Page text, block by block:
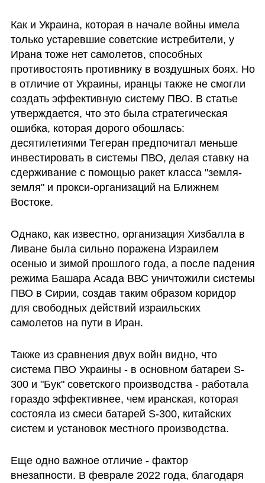
Как и Украина, которая в начале войны имела
только устаревшие советские истребители, у
Ирана тоже нет самолетов, способных
противостоять противнику в воздушных боях. Но
в отличие от Украины, иранцы также не смогли
создать эффективную систему ПВО. В статье
утверждается, что это была стратегическая
ошибка, которая дорого обошлась:
десятилетиями Тегеран предпочитал меньше
инвестировать в системы ПВО, делая ставку на
сдерживание с помощью ракет класса "земля-
земля" и прокси-организаций на Ближнем
Востоке.
Однако, как известно, организация Хизбалла в
Ливане была сильно поражена Израилем
осенью и зимой прошлого года, а после падения
режима Башара Асада ВВС уничтожили системы
ПВО в Сирии, создав таким образом коридор
для свободных действий израильских
самолетов на пути в Иран.
Также из сравнения двух войн видно, что
система ПВО Украины - в основном батареи S-
300 и "Бук" советского производства - работала
гораздо эффективнее, чем иранская, которая
состояла из смеси батарей S-300, китайских
систем и установок местного производства.
Еще одно важное отличие - фактор
внезапности. В феврале 2022 года, благодаря